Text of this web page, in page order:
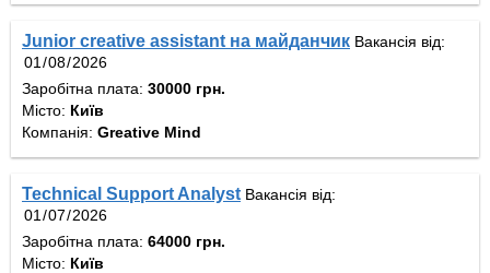
Junior creative assistant на майданчик Вакансія від:
Заробітна плата: 30000 грн.
Місто: Київ
Компанія: Greative Mind
Technical Support Analyst Вакансія від:
Заробітна плата: 64000 грн.
Місто: Київ